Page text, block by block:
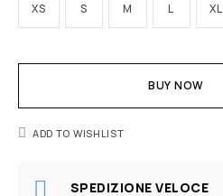
XS S M L XL
BUY NOW
ADD TO WISHLIST
SPEDIZIONE VELOCE